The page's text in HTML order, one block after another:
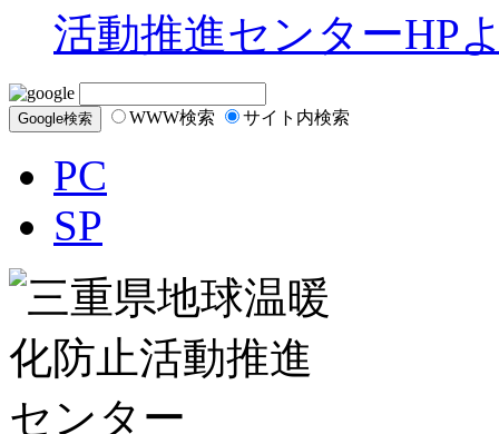
活動推進センターHP
WWW検索 サイト内検索
PC
SP